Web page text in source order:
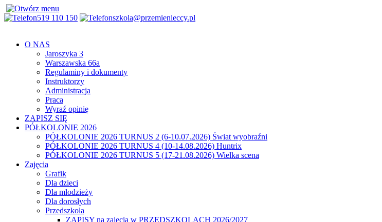
519 110 150 szkola@przemienieccy.pl
O NAS
Jaroszyka 3
Warszawska 66a
Regulaminy i dokumenty
Instruktorzy
Administracja
Praca
Wyraź opinię
ZAPISZ SIĘ
PÓŁKOLONIE 2026
PÓŁKOLONIE 2026 TURNUS 2 (6-10.07.2026) Świat wyobraźni
PÓŁKOLONIE 2026 TURNUS 4 (10-14.08.2026) Huntrix
PÓŁKOLONIE 2026 TURNUS 5 (17-21.08.2026) Wielka scena
Zajęcia
Grafik
Dla dzieci
Dla młodzieży
Dla dorosłych
Przedszkola
ZAPISY na zajęcia w PRZEDSZKOLACH 2026/2027